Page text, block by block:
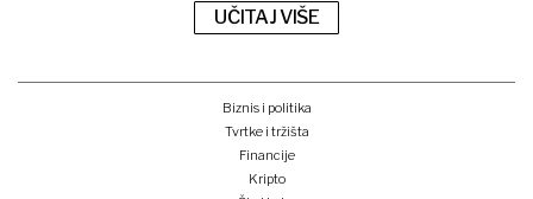
UČITAJ VIŠE
Biznis i politika
Tvrtke i tržišta
Financije
Kripto